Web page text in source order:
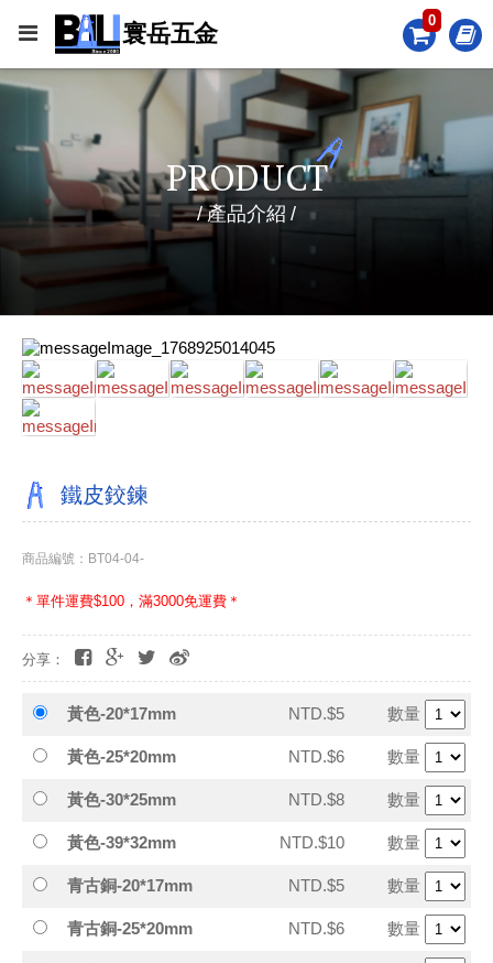
0
PRODUCT
產品介紹
鐵皮鉸鍊
商品編號：BT04-04-
＊單件運費$100，滿3000免運費＊
分享：
黃色-20*17mm NTD.$5 數量
黃色-25*20mm NTD.$6 數量
黃色-30*25mm NTD.$8 數量
黃色-39*32mm NTD.$10 數量
青古銅-20*17mm NTD.$5 數量
青古銅-25*20mm NTD.$6 數量